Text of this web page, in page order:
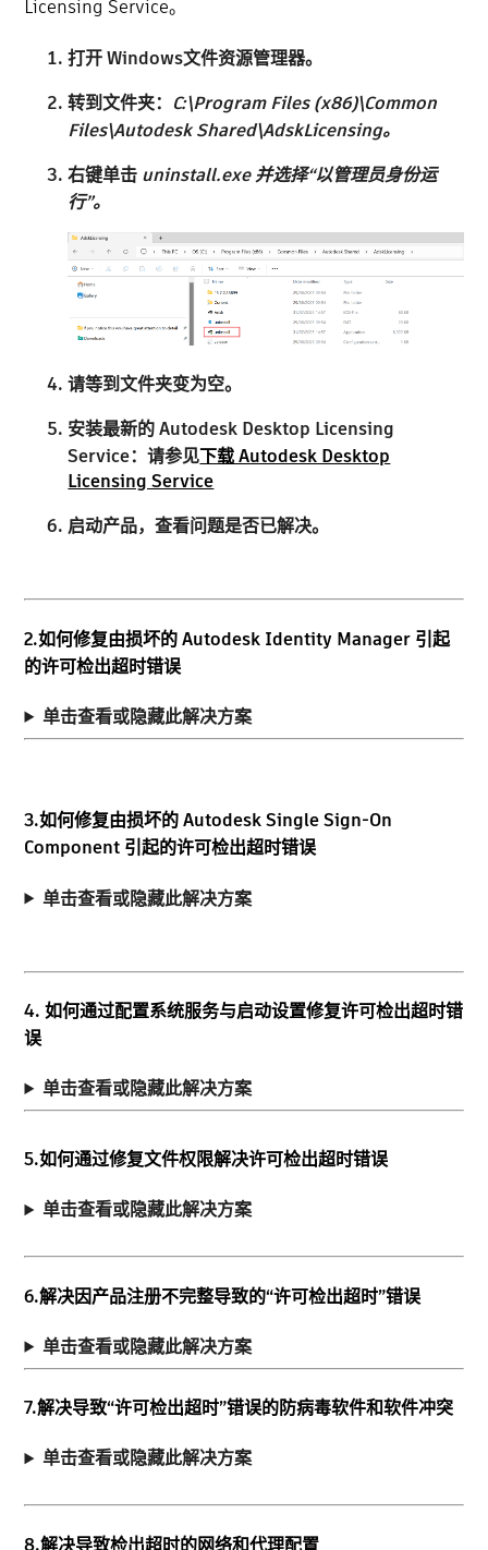
Licensing Service。
打开Windows文件资源管理器。
转到文件夹： C:\Program Files (x86)\Common
Files\Autodesk Shared\AdskLicensing。
右键单击 uninstall.exe并选择“以管理员身份运
行”。
请等到文件夹变为空。
安装最新的 Autodesk Desktop Licensing
Service：请参见下载 Autodesk Desktop
Licensing Service
启动产品，查看问题是否已解决。
2.如何修复由损坏的 Autodesk Identity Manager 引起
的许可检出超时错误
单击查看或隐藏此解决方案
3.如何修复由损坏的 Autodesk Single Sign-On
Component 引起的许可检出超时错误
单击查看或隐藏此解决方案
4.如何通过配置系统服务与启动设置修复许可检出超时错
误
单击查看或隐藏此解决方案
5.如何通过修复文件权限解决许可检出超时错误
单击查看或隐藏此解决方案
6.解决因产品注册不完整导致的“许可检出超时”错误
单击查看或隐藏此解决方案
7.解决导致“许可检出超时”错误的防病毒软件和软件冲突
单击查看或隐藏此解决方案
8.解决导致检出超时的网络和代理配置